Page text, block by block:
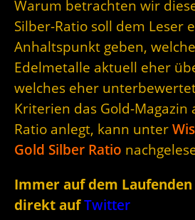
Warum betrachten wir
Silber-Ratio soll dem Leser
Anhaltspunkt geben,
Edelmetalle aktuell eher
welches eher
Kriterien das Gold-Magazin
Ratio anlegt, kann unter
Gold Silber Ratio
Immer auf dem
direkt aufTwitter